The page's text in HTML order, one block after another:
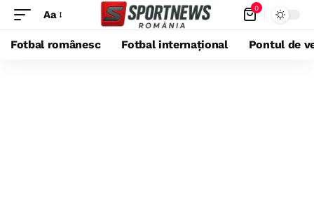
Aa 0
Fotbal românesc Fotbal internațional Pontul de